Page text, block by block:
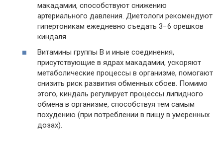
макадамии, способствуют снижению
артериального давления. Диетологи рекомендуют
гипертоникам ежедневно съедать 3−6 орешков
киндаля.
Витамины группы B и иные соединения,
присутствующие в ядрах макадамии, ускоряют
метаболические процессы в организме, помогают
снизить риск развития обменных сбоев. Помимо
этого, киндаль регулирует процессы липидного
обмена в организме, способствуя тем самым
похудению (при потреблении в пищу в умеренных
дозах).